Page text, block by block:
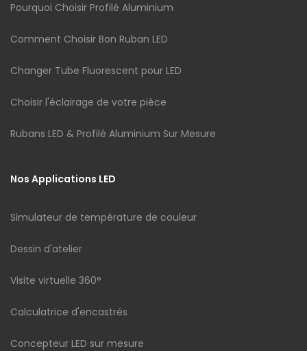
Pourquoi Choisir Profilé Aluminium
Comment Choisir Bon Ruban LED
Changer Tube Fluorescent pour LED
Choisir l'éclairage de votre pièce
Rubans LED & Profilé Aluminium Sur Mesure
Nos Applications LED
Simulateur de température de couleur
Dessin d'atelier
Visite virtuelle 360°
Calculatrice d'encastrés
Concepteur LED sur mesure